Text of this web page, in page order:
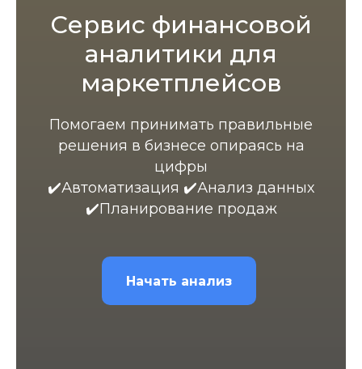
Cервис финансовой
аналитики для
маркетплейсов
Помогаем принимать правильные
решения в бизнесе опираясь на
цифры
✔️Автоматизация ✔️Анализ данных
✔️Планирование продаж
Начать анализ